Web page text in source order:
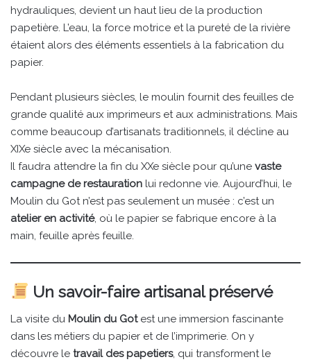
hydrauliques, devient un haut lieu de la production
papetière. L’eau, la force motrice et la pureté de la rivière
étaient alors des éléments essentiels à la fabrication du
papier.
Pendant plusieurs siècles, le moulin fournit des feuilles de
grande qualité aux imprimeurs et aux administrations. Mais
comme beaucoup d’artisanats traditionnels, il décline au
XIXe siècle avec la mécanisation.
Il faudra attendre la fin du XXe siècle pour qu’une vaste
campagne de restauration lui redonne vie. Aujourd’hui, le
Moulin du Got n’est pas seulement un musée : c’est un
atelier en activité, où le papier se fabrique encore à la
main, feuille après feuille.
Un savoir-faire artisanal préservé
La visite du Moulin du Gotest une immersion fascinante
dans les métiers du papier et de l’imprimerie. On y
découvre le travail des papetiers, qui transforment le